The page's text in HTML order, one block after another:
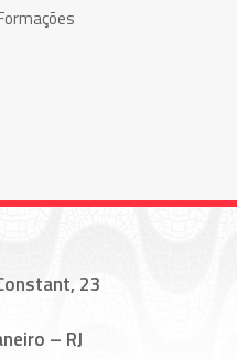
23
– RJ